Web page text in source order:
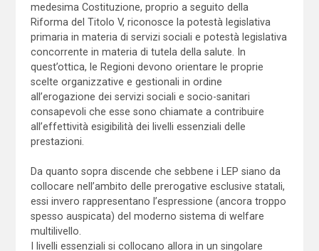
medesima Costituzione, proprio a seguito della
Riforma del Titolo V, riconosce la potestà legislativa
primaria in materia di servizi sociali e potestà legislativa
concorrente in materia di tutela della salute. In
quest’ottica, le Regioni devono orientare le proprie
scelte organizzative e gestionali in ordine
all’erogazione dei servizi sociali e socio-sanitari
consapevoli che esse sono chiamate a contribuire
all’effettività esigibilità dei livelli essenziali delle
prestazioni.
Da quanto sopra discende che sebbene i LEP siano da
collocare nell’ambito delle prerogative esclusive statali,
essi invero rappresentano l’espressione (ancora troppo
spesso auspicata) del moderno sistema di welfare
multilivello.
I livelli essenziali si collocano allora in un singolare